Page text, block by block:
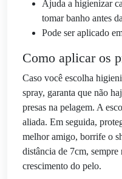
Ajuda a higienizar
tomar banho antes
Pode ser aplicado
Como aplicar os
Caso você escolha
spray, garanta que não
presas na pelagem. A
aliada. Em seguida,
melhor amigo, borrife o
distância de 7cm,
crescimento do pelo.